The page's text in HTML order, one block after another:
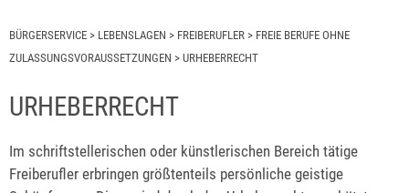
BÜRGERSERVICE > LEBENSLAGEN > FREIBERUFLER > FREIE BERUFE OHNE
ZULASSUNGSVORAUSSETZUNGEN > URHEBERRECHT
URHEBERRECHT
Im schriftstellerischen oder künstlerischen Bereich tätige
Freiberufler erbringen größtenteils persönliche geistige